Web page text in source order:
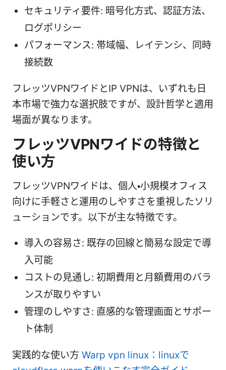
セキュリティ要件: 暗号化方式、認証方法、
ログポリシー
パフォーマンス: 帯域幅、レイテンシ、同時
接続数
フレッツVPNワイドとIP VPNは、いずれも日
本市場で強力な選択肢ですが、設計哲学と適用
場面が異なります。
フレッツVPNワイドの特徴と
使い方
フレッツVPNワイドは、個人・小規模オフィス
向けに手軽さと運用のしやすさを重視したソリ
ューションです。以下が主な特徴です。
導入の容易さ: 既存の回線と簡易な設定で導
入可能
コストの見通し: 初期費用と月額費用のバラ
ンスが取りやすい
管理のしやすさ: 直感的な管理画面とサポー
ト体制
実践的な使い方 Warp vpn linux：linuxで